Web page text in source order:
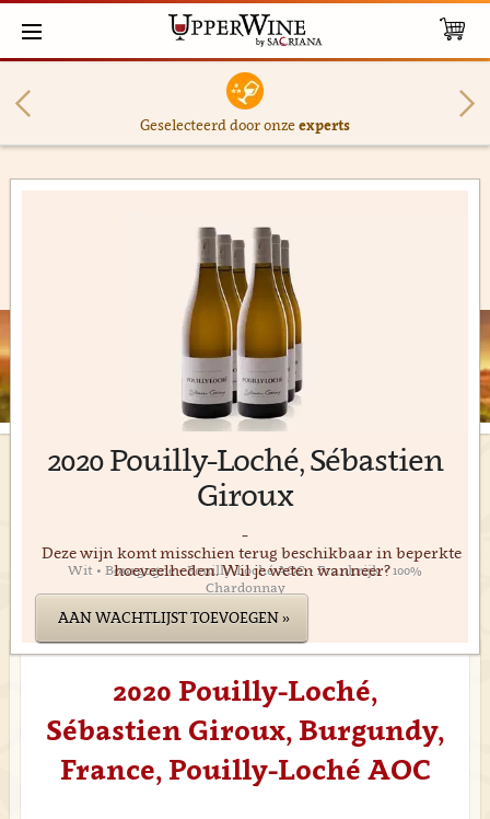
Geselecteerd door onzeexperts
2020 Pouilly-Loché, Sébastien
Giroux
-
Wit • Bourgogne • Pouilly-Loché AOC • Frankrijk • 100%
Chardonnay
Deze wijn komt misschien terug beschikbaar in beperkte
hoeveelheden. Wil je weten wanneer?
AAN WACHTLIJST TOEVOEGEN »
2020 Pouilly-Loché,
Sébastien Giroux, Burgundy,
France, Pouilly-Loché AOC